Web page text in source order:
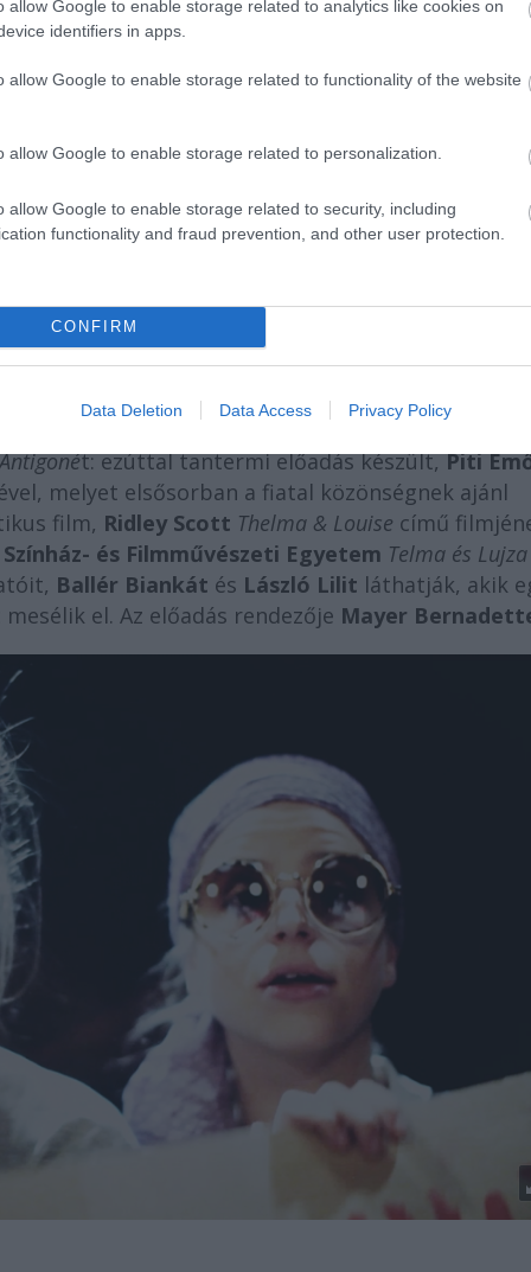
allow Google to enable storage related to analytics like cookies on
identifiers in apps.
allow Google to enable storage related to functionality of the website
allow Google to enable storage related to personalization.
allow Google to enable storage related to security, including
functionality and fraud prevention, and other user protection.
CONFIRM
Data Deletion Data Access Privacy Policy
Péterállított színpadra. Az előadás tavaly díjat
különlegessége, hogy a szereplők
kicsit más lesz. Május 24-én egy
Toldijából ismertGyöngy Zsuzsaegy
aRadioaktivcímű előadásban, melynek rendezője
Színház. A tőlük megszokott módon most sem
Antigonét: ezúttal tantermi előadás készült,Piti
melyet elsősorban a fiatal közönségnek ajánl
film, Ridley Scott Thelma & Louise című
Színház- és Filmművészeti Egyetem Telma és Lujza
Ballér Biankát és László Lilit láthatják, akik
el. Az előadás rendezője Mayer